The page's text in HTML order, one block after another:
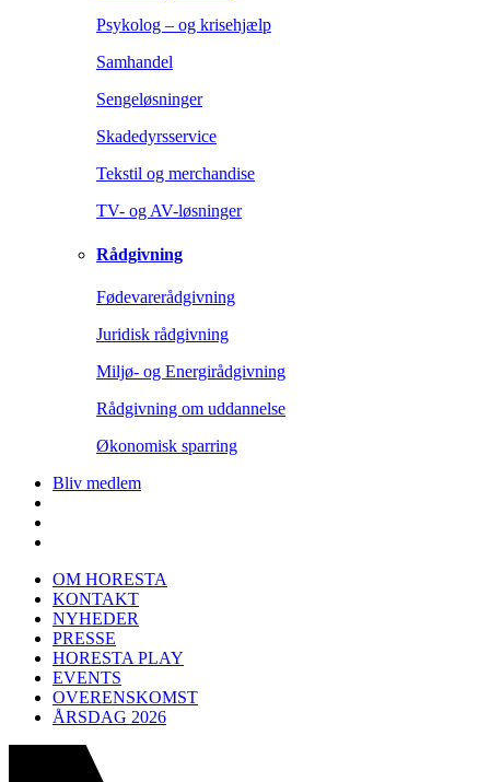
Psykolog – og krisehjælp
Samhandel
Sengeløsninger
Skadedyrsservice
Tekstil og merchandise
TV- og AV-løsninger
Rådgivning
Fødevarerådgivning
Juridisk rådgivning
Miljø- og Energirådgivning
Rådgivning om uddannelse
Økonomisk sparring
Bliv medlem
OM HORESTA
KONTAKT
NYHEDER
PRESSE
HORESTA PLAY
EVENTS
OVERENSKOMST
ÅRSDAG 2026